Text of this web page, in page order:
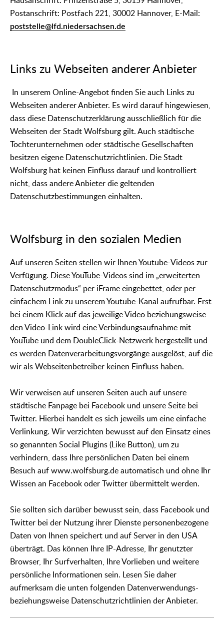
Postanschrift: Postfach 221, 30002 Hannover, E-Mail:
poststelle@lfd.niedersachsen.de
Links zu Webseiten anderer Anbieter
In unserem Online-Angebot finden Sie auch Links zu
Webseiten anderer Anbieter. Es wird darauf hingewiesen,
dass diese Datenschutzerklärung ausschließlich für die
Webseiten der Stadt Wolfsburg gilt. Auch städtische
Tochterunternehmen oder städtische Gesellschaften
besitzen eigene Datenschutzrichtlinien. Die Stadt
Wolfsburg hat keinen Einfluss darauf und kontrolliert
nicht, dass andere Anbieter die geltenden
Datenschutzbestimmungen einhalten.
Wolfsburg in den sozialen Medien
Auf unseren Seiten stellen wir Ihnen Youtube-Videos zur
Verfügung. Diese YouTube-Videos sind im „erweiterten
Datenschutzmodus“ per iFrame eingebettet, oder per
einfachem Link zu unserem Youtube-Kanal aufrufbar. Erst
bei einem Klick auf das jeweilige Video beziehungsweise
den Video-Link wird eine Verbindungsaufnahme mit
YouTube und dem DoubleClick-Netzwerk hergestellt und
es werden Datenverarbeitungsvorgänge ausgelöst, auf die
wir als Webseitenbetreiber keinen Einfluss haben.
Wir verweisen auf unseren Seiten auch auf unsere
städtische Fanpage bei Facebook und unsere Seite bei
Twitter. Hierbei handelt es sich jeweils um eine einfache
Verlinkung. Wir verzichten bewusst auf den Einsatz eines
so genannten Social Plugins (Like Button), um zu
verhindern, dass Ihre persönlichen Daten bei einem
Besuch auf www.wolfsburg.de automatisch und ohne Ihr
Wissen an Facebook oder Twitter übermittelt werden.
Sie sollten sich darüber bewusst sein, dass Facebook und
Twitter bei der Nutzung ihrer Dienste personenbezogene
Daten von Ihnen speichert und auf Server in den USA
überträgt. Das können Ihre IP-Adresse, Ihr genutzter
Browser, Ihr Surfverhalten, Ihre Vorlieben und weitere
persönliche Informationen sein. Lesen Sie daher
aufmerksam die unten folgenden Datenverwendungs-
beziehungsweise Datenschutzrichtlinien der Anbieter.